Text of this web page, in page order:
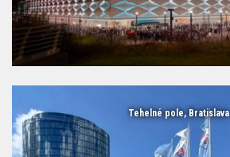
Tehelné pole, Bratislava